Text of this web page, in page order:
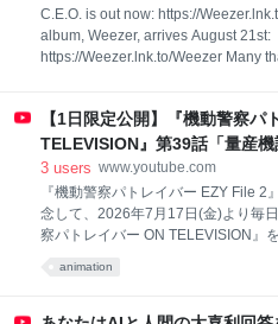
C.E.O. is out now: https://
album, Weezer, arrives August 21st:
https://Weezer.lnk.to/Weezer Many
awarded the Gold Star of
performance. Recipients: Tony
Dax Flame, Chit (aka Jay Renshaw),
Huebel
【1日限定公開】『機動警察パ
TELEVISION』第39話「量産
命令」 #毎日パトレイバー
3 users www.youtube.com
『機動警察パトレイバー EZY File 2
念して、2026年7月17日(金)より毎
察パトレイバー ON TELEVISION』
も「 #パトレイバー 」シリーズ好
animation